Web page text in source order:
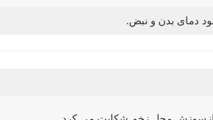
دمای بدن و نبض.